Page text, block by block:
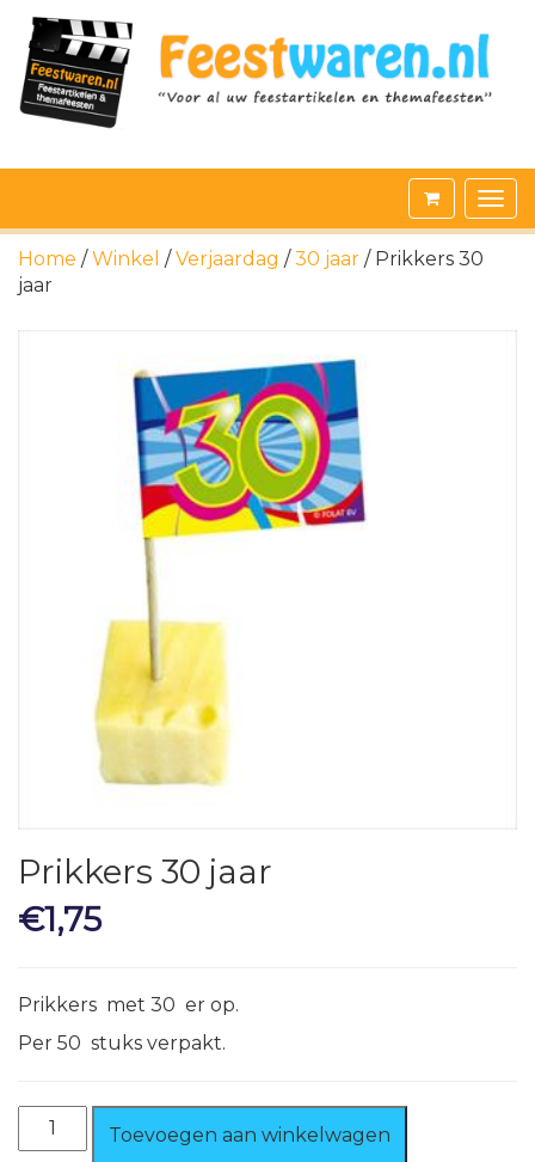
Home /Winkel /Verjaardag /30 jaar / Prikkers 30
jaar
Prikkers 30 jaar
€1,75
Prikkers met 30 er op.
Per 50 stuks verpakt.
Prikkers
Toevoegen aan winkelwagen